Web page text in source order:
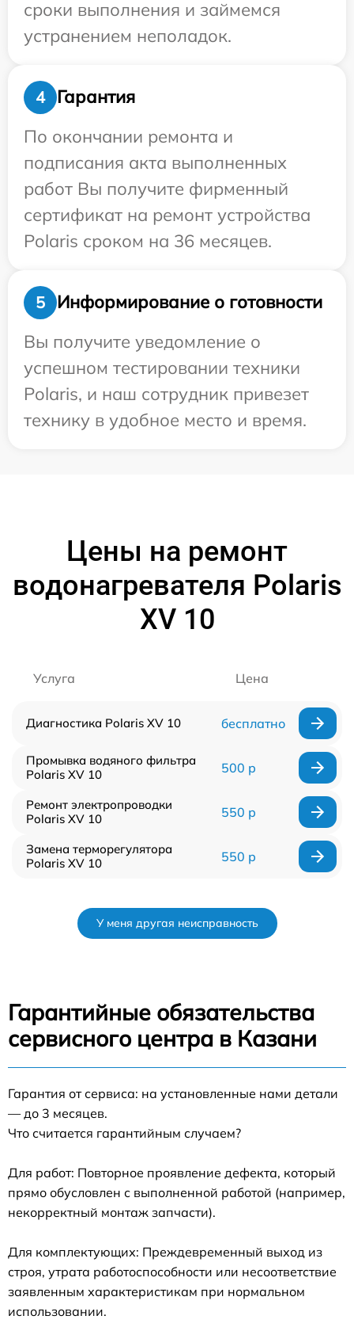
сроки выполнения и займемся
устранением неполадок.
4
Гарантия
По окончании ремонта и
подписания акта выполненных
работ Вы получите фирменный
сертификат на ремонт устройства
Polaris сроком на 36 месяцев.
5
Информирование о готовности
Вы получите уведомление о
успешном тестировании техники
Polaris, и наш сотрудник привезет
технику в удобное место и время.
Цены на ремонт
водонагревателя Polaris
XV 10
Услуга Цена
Диагностика Polaris XV 10 бесплатно
Промывка водяного фильтра
Polaris XV 10
500 р
Ремонт электропроводки
Polaris XV 10
550 р
Замена терморегулятора
Polaris XV 10
550 р
У меня другая неисправность
Гарантийные обязательства
сервисного центра в Казани
Гарантия от сервиса: на установленные нами детали
— до 3 месяцев.
Что считается гарантийным случаем?
Для работ: Повторное проявление дефекта, который
прямо обусловлен с выполненной работой (например,
некорректный монтаж запчасти).
Для комплектующих: Преждевременный выход из
строя, утрата работоспособности или несоответствие
заявленным характеристикам при нормальном
использовании.